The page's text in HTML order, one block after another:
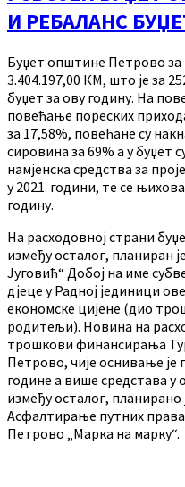
И РЕБАЛАНС
Буџет општине Петрово за
3.404.197,00 КМ, што је за
буџет за ову годину. На
повећање пореских
за 17,58%, повећане су
сировина за 69% а у буџет
намјенска средства за
у 2021. години, те се
годину.
На расходовној страни
између осталог, планиран
Југовић“ Добој на име
дјеце у Радној јединици
економске цијене (дио
родитељи). Новина на
трошкови финансирања
Петрово, чије оснивање је
године а више средстава у
између осталог,
Асфалтирање путних
Петрово „Марка на марку“.